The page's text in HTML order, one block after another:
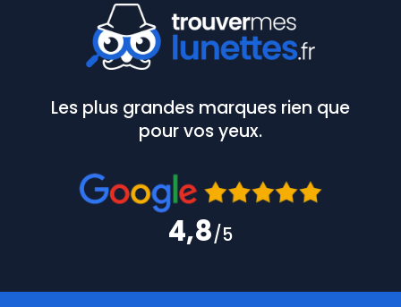
Les plus grandes marques rien que
pour vos yeux.
4,8/5